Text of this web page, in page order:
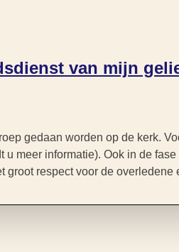
van mijn
gedaan worden op de kerk.
u meer informatie). Ook in de
groot respect voor de overledene